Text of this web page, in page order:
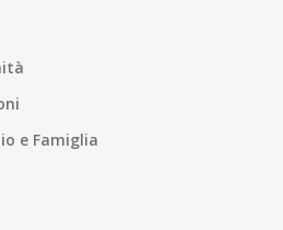
e Famiglia